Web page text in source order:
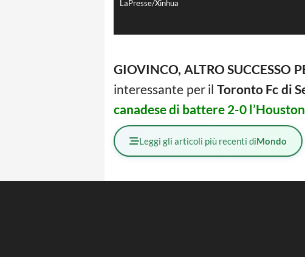
LaPresse/Xinhua
GIOVINCO, ALTRO SUCCESSO
interessante per il Toronto Fc di
canadese di battere 2-0
Leggi gli articoli più recenti diMondo